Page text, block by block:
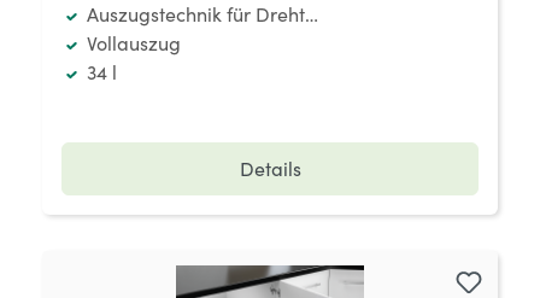
Auszugstechnik für Drehtüren
Vollauszug
34 l
Details